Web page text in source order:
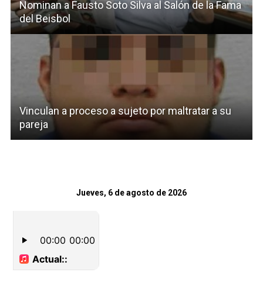
Nominan a Fausto Soto Silva al Salón de la Fama
del Beisbol
Vinculan a proceso a sujeto por maltratar a su
pareja
Jueves, 6 de agosto de 2026